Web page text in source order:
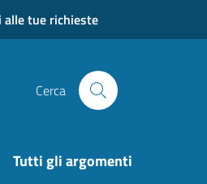
alle tue richieste
Cerca
Tutti gli argomenti